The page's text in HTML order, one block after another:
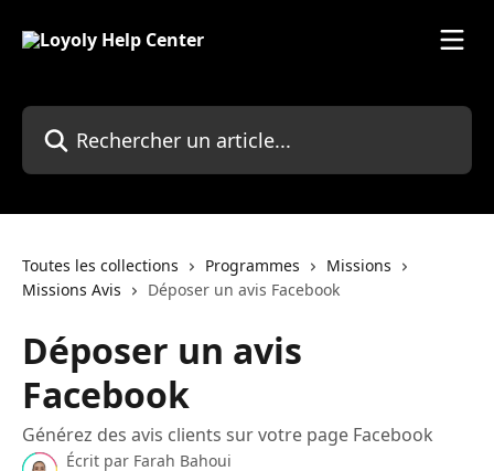
Rechercher un article...
Toutes les collections Programmes
Missions
Missions Avis
Déposer un avis Facebook
Déposer un avis
Facebook
Générez des avis clients sur votre page Facebook
Écrit par Farah Bahoui